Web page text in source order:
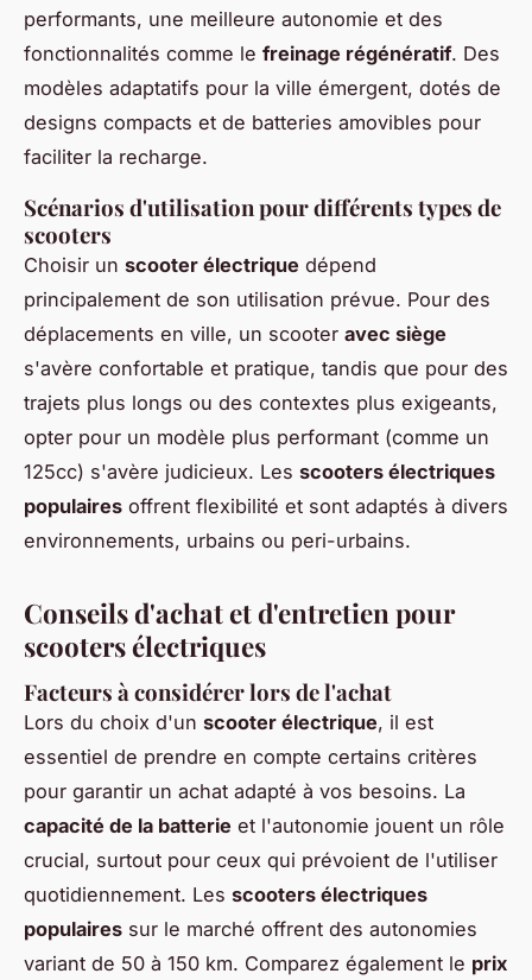
performants, une meilleure autonomie et des
fonctionnalités comme le freinage régénératif. Des
modèles adaptatifs pour la ville émergent, dotés de
designs compacts et de batteries amovibles pour
faciliter la recharge.
Scénarios d'utilisation pour différents types de
scooters
Choisir un scooter électrique dépend
principalement de son utilisation prévue. Pour des
déplacements en ville, un scooter avec siège
s'avère confortable et pratique, tandis que pour des
trajets plus longs ou des contextes plus exigeants,
opter pour un modèle plus performant (comme un
125cc) s'avère judicieux. Les scooters électriques
populaires offrent flexibilité et sont adaptés à divers
environnements, urbains ou peri-urbains.
Conseils d'achat et d'entretien pour
scooters électriques
Facteurs à considérer lors de l'achat
Lors du choix d'un scooter électrique, il est
essentiel de prendre en compte certains critères
pour garantir un achat adapté à vos besoins. La
capacité de la batterie et l'autonomie jouent un rôle
crucial, surtout pour ceux qui prévoient de l'utiliser
quotidiennement. Les scooters électriques
populaires sur le marché offrent des autonomies
variant de 50 à 150 km. Comparez également le prix